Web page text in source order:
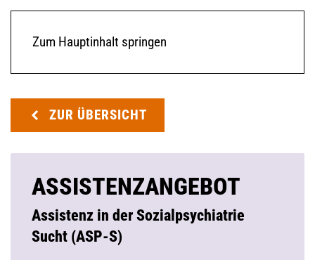
Zum Hauptinhalt springen
ZUR ÜBERSICHT
ASSISTENZANGEBOT
Assistenz in der Sozialpsychiatrie
Sucht (ASP-S)